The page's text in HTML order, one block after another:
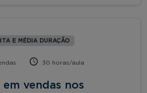
E MÉDIA DURAÇÃO
30 horas/aula
em vendas nos